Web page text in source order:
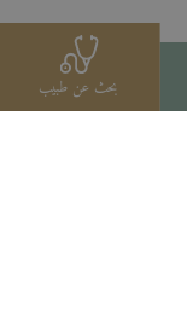
بحث عن طبيب